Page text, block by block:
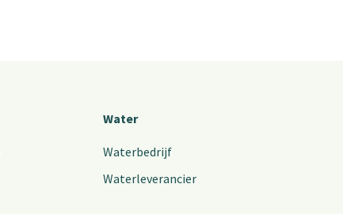
Water
Waterbedrijf
Waterleverancier